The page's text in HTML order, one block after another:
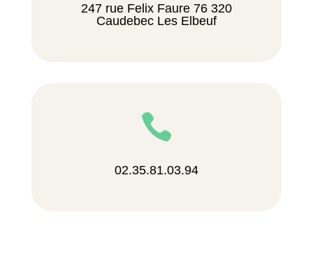
247 rue Felix Faure 76 320
Caudebec Les Elbeuf

02.35.81.03.94